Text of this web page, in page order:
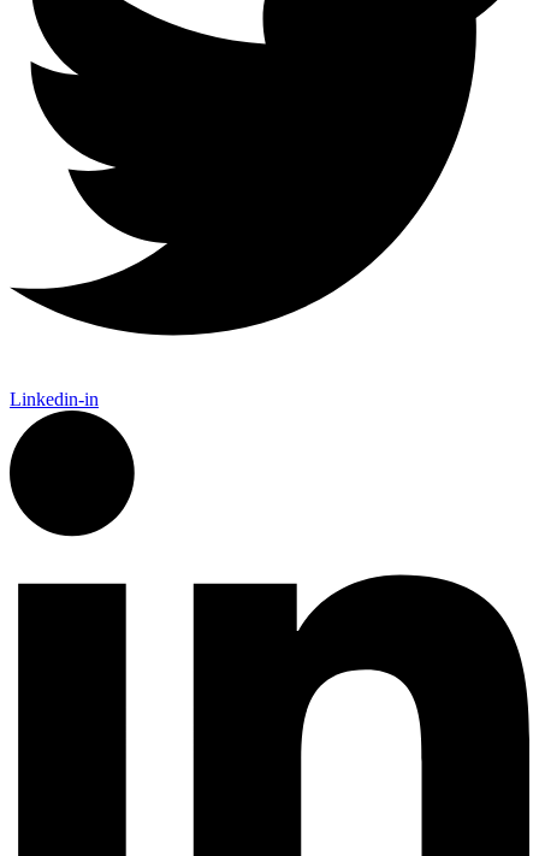
Linkedin-in